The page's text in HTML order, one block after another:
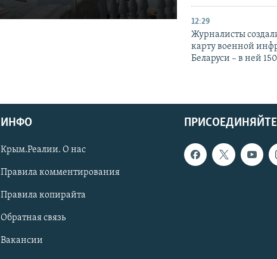
12:29
Журналисты
карту военной
Беларуси – в ней
ИНФО
Крым.Реалии. О нас
Правила комментирования
Правила копирайта
Обратная связь
Вакансии